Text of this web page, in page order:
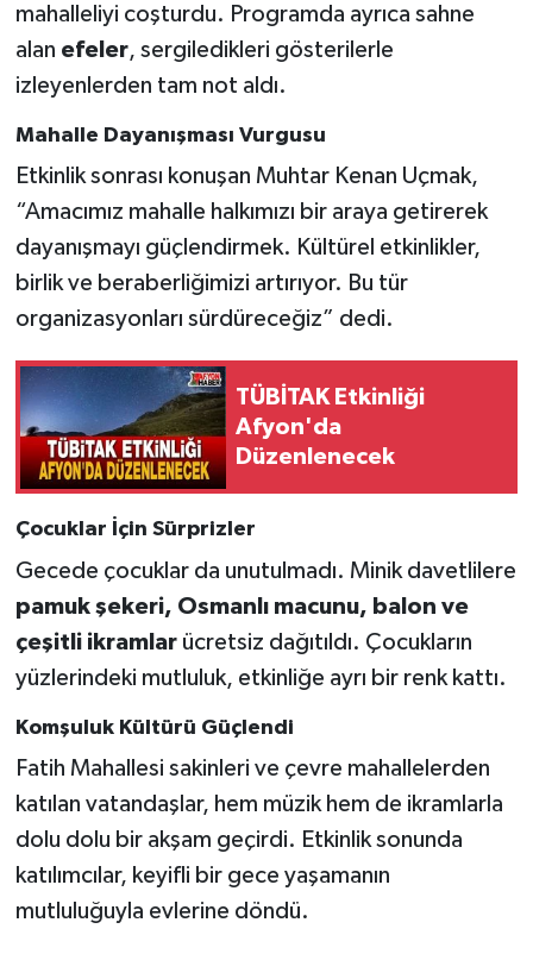
mahalleliyi coşturdu. Programda ayrıca sahne
alan efeler, sergiledikleri gösterilerle
izleyenlerden tam not aldı.
Mahalle Dayanışması Vurgusu
Etkinlik sonrası konuşan Muhtar Kenan Uçmak,
“Amacımız mahalle halkımızı bir araya getirerek
dayanışmayı güçlendirmek. Kültürel etkinlikler,
birlik ve beraberliğimizi artırıyor. Bu tür
organizasyonları sürdüreceğiz” dedi.
TÜBİTAK Etkinliği
Afyon'da
Düzenlenecek
Çocuklar İçin Sürprizler
Gecede çocuklar da unutulmadı. Minik davetlilere
pamuk şekeri, Osmanlı macunu, balon ve
çeşitli ikramlarücretsiz dağıtıldı. Çocukların
yüzlerindeki mutluluk, etkinliğe ayrı bir renk kattı.
Komşuluk Kültürü Güçlendi
Fatih Mahallesi sakinleri ve çevre mahallelerden
katılan vatandaşlar, hem müzik hem de ikramlarla
dolu dolu bir akşam geçirdi. Etkinlik sonunda
katılımcılar, keyifli bir gece yaşamanın
mutluluğuyla evlerine döndü.